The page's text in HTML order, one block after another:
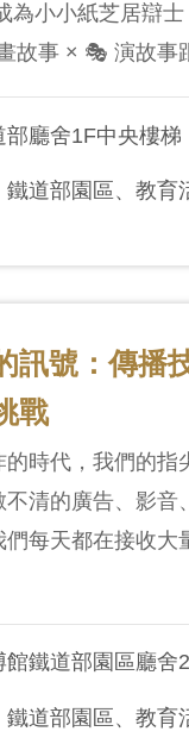
為小小紙芝居辯
故事 × 🎭 演故事
部廳舍1F中央樓梯
鐵道部園區、教育
訊號：傳
戰
的時代，我們的指
不清的廣告、影
們每天都在接收
館鐵道部園區廳舍
鐵道部園區、教育